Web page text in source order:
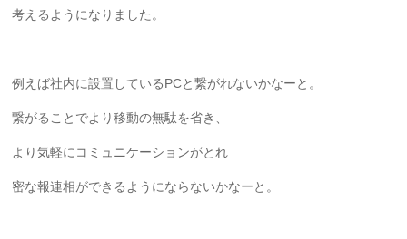
考えるようになりました。
例えば社内に設置しているPCと繋がれないかなーと。
繋がることでより移動の無駄を省き、
より気軽にコミュニケーションがとれ
密な報連相ができるようにならないかなーと。